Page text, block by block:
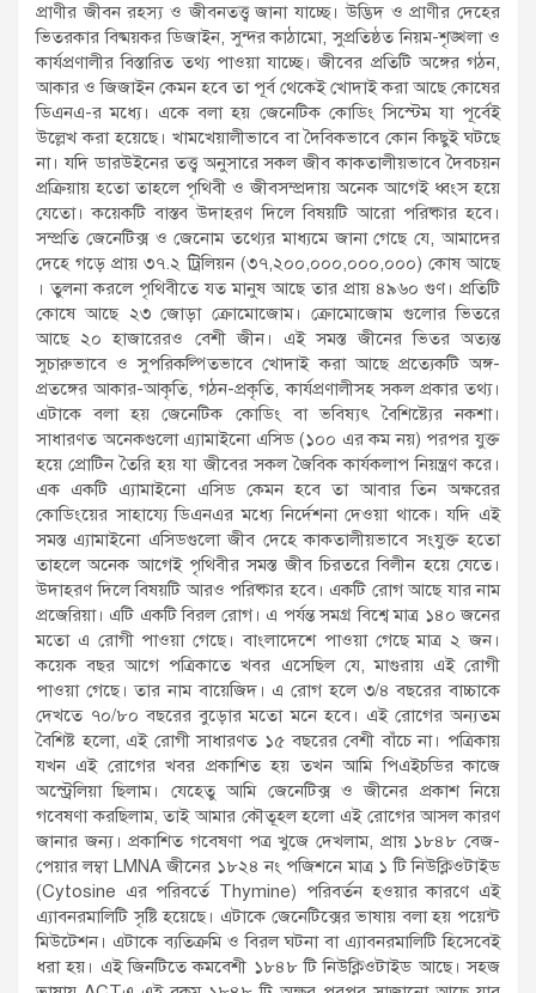
প্রাণীর জীবন রহস্য ও জীবনতত্ত্ব জানা যাচ্ছে। উদ্ভিদ ও প্রাণীর দেহের
ভিতরকার বিষ্ময়কর ডিজাইন, সুন্দর কাঠামো, সুপ্রতিষ্ঠত নিয়ম-শৃঙ্খলা ও
কার্যপ্রণালীর বিস্তারিত তথ্য পাওয়া যাচ্ছে। জীবের প্রতিটি অঙ্গের গঠন,
আকার ও জিজাইন কেমন হবে তা পূর্ব থেকেই খোদাই করা আছে কোষের
ডিএনএ-র মধ্যে। একে বলা হয় জেনেটিক কোডিং সিস্টেম যা পূর্বেই
উল্লেখ করা হয়েছে। খামখেয়ালীভাবে বা দৈবিকভাবে কোন কিছুই ঘটছে
না। যদি ডারউইনের তত্ত্ব অনুসারে সকল জীব কাকতালীয়ভাবে দৈবচয়ন
প্রক্রিয়ায় হতো তাহলে পৃথিবী ও জীবসম্প্রদায় অনেক আগেই ধ্বংস হয়ে
যেতো। কয়েকটি বাস্তব উদাহরণ দিলে বিষয়টি আরো পরিষ্কার হবে।
সম্প্রতি জেনেটিক্স ও জেনোম তথ্যের মাধ্যমে জানা গেছে যে, আমাদের
দেহে গড়ে প্রায় ৩৭.২ ট্রিলিয়ন (৩৭,২০০,০০০,০০০,০০০) কোষ আছে
। তুলনা করলে পৃথিবীতে যত মানুষ আছে তার প্রায় ৪৯৬০ গুণ। প্রতিটি
কোষে আছে ২৩ জোড়া ক্রোমোজোম। ক্রোমোজোম গুলোর ভিতরে
আছে ২০ হাজারেরও বেশী জীন। এই সমস্ত জীনের ভিতর অত্যন্ত
সুচারুভাবে ও সুপরিকল্পিতভাবে খোদাই করা আছে প্রত্যেকটি অঙ্গ-
প্রতঙ্গের আকার-আকৃতি, গঠন-প্রকৃতি, কার্যপ্রণালীসহ সকল প্রকার তথ্য।
এটাকে বলা হয় জেনেটিক কোডিং বা ভবিষ্যৎ বৈশিষ্ট্যের নকশা।
সাধারণত অনেকগুলো এ্যামাইনো এসিড (১০০ এর কম নয়) পরপর যুক্ত
হয়ে প্রোটিন তৈরি হয় যা জীবের সকল জৈবিক কার্যকলাপ নিয়ন্ত্রণ করে।
এক একটি এ্যামাইনো এসিড কেমন হবে তা আবার তিন অক্ষরের
কোডিংয়ের সাহায্যে ডিএনএর মধ্যে নির্দেশনা দেওয়া থাকে। যদি এই
সমস্ত এ্যামাইনো এসিডগুলো জীব দেহে কাকতালীয়ভাবে সংযুক্ত হতো
তাহলে অনেক আগেই পৃথিবীর সমস্ত জীব চিরতরে বিলীন হয়ে যেতে।
উদাহরণ দিলে বিষয়টি আরও পরিষ্কার হবে। একটি রোগ আছে যার নাম
প্রজেরিয়া। এটি একটি বিরল রোগ। এ পর্যন্ত সমগ্র বিশ্বে মাত্র ১৪০ জনের
মতো এ রোগী পাওয়া গেছে। বাংলাদেশে পাওয়া গেছে মাত্র ২ জন।
কয়েক বছর আগে পত্রিকাতে খবর এসেছিল যে, মাগুরায় এই রোগী
পাওয়া গেছে। তার নাম বায়েজিদ। এ রোগ হলে ৩/৪ বছরের বাচ্চাকে
দেখতে ৭০/৮০ বছরের বুড়োর মতো মনে হবে। এই রোগের অন্যতম
বৈশিষ্ট হলো, এই রোগী সাধারণত ১৫ বছরের বেশী বাঁচে না। পত্রিকায়
যখন এই রোগের খবর প্রকাশিত হয় তখন আমি পিএইচডির কাজে
অস্ট্রেলিয়া ছিলাম। যেহেতু আমি জেনেটিক্স ও জীনের প্রকাশ নিয়ে
গবেষণা করছিলাম, তাই আমার কৌতূহল হলো এই রোগের আসল কারণ
জানার জন্য। প্রকাশিত গবেষণা পত্র খুজে দেখলাম, প্রায় ১৮৪৮ বেজ-
পেয়ার লম্বা LMNA জীনের ১৮২৪ নং পজিশনে মাত্র ১ টি নিউক্লিওটাইড
(Cytosine এর পরিবর্তে Thymine) পরিবর্তন হওয়ার কারণে এই
এ্যাবনরমালিটি সৃষ্টি হয়েছে। এটাকে জেনেটিক্সের ভাষায় বলা হয় পয়েন্ট
মিউটেশন। এটাকে ব্যতিক্রমি ও বিরল ঘটনা বা এ্যাবনরমালিটি হিসেবেই
ধরা হয়। এই জিনটিতে কমবেশী ১৮৪৮ টি নিউক্লিওটাইড আছে। সহজ